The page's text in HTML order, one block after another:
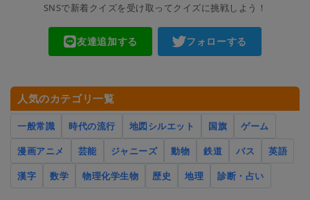
SNSで新着クイズを受け取ってクイズに挑戦しよう！
友達追加する フォローする
人気のカテゴリ一覧
一般常識 時代の流行 地図シルエット 国旗
ゲーム
漫画アニメ
芸能 ジャニーズ 動物 鉄道 バス
英語
漢字
数学 物理化学生物 歴史 地理 診断・占い